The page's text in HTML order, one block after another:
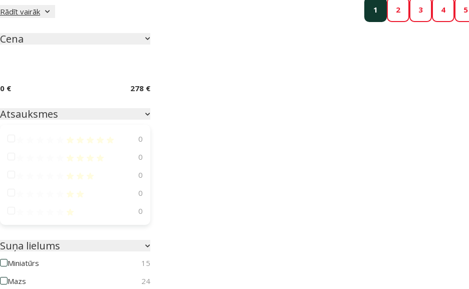
Rādīt vairāk
Cena
0 € 278 €
Atsauksmes
Atsauksmes 100%
0
Atsauksmes 80%
0
Atsauksmes 60%
0
Atsauksmes 40%
0
Atsauksmes 20%
0
Suņa lielums
Miniatūrs
15
Mazs
24
1 2 3 4 5